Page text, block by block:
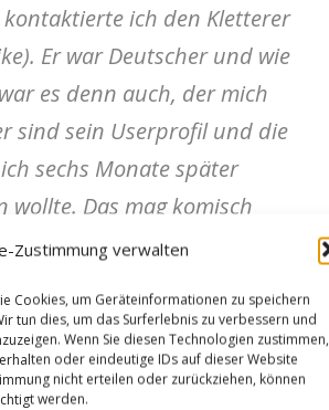
Zustimmung verwalten
Cookies, um Geräteinformationen zu speichern
tun dies, um das Surferlebnis zu verbessern und
Wenn Sie diesen Technologien zustimmen,
oder eindeutige IDs auf dieser Website
nicht erteilen oder zurückziehen, können
werden.
ich den Kletterer
Er war Deutscher und wie
es denn auch, der mich
sind sein Userprofil und die
sechs Monate später
Das mag komisch
Begehungen.In
Face in den „Smith